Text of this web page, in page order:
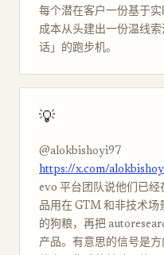
每个潜在客户一份基于
成本从头建出一份温线
话」的跑步机。
💡
@alokbishoyi97
https://x.com/
evo 平台团队说他们已经
品用在 GTM 和非技术
的狗粮，再把
产品。有意思的信号是